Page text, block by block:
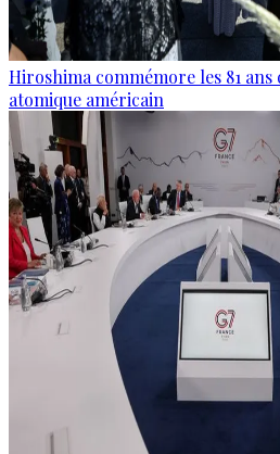
Hiroshima commémore les 81
atomique américain